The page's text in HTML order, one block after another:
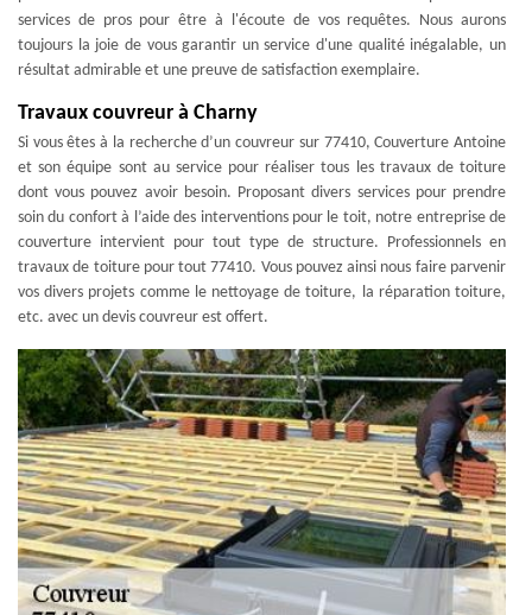
services de pros pour être à l'écoute de vos requêtes. Nous aurons
toujours la joie de vous garantir un service d'une qualité inégalable, un
résultat admirable et une preuve de satisfaction exemplaire.
Travaux couvreur à Charny
Si vous êtes à la recherche d’un couvreur sur 77410, Couverture Antoine
et son équipe sont au service pour réaliser tous les travaux de toiture
dont vous pouvez avoir besoin. Proposant divers services pour prendre
soin du confort à l’aide des interventions pour le toit, notre entreprise de
couverture intervient pour tout type de structure. Professionnels en
travaux de toiture pour tout 77410. Vous pouvez ainsi nous faire parvenir
vos divers projets comme le nettoyage de toiture, la réparation toiture,
etc. avec un devis couvreur est offert.